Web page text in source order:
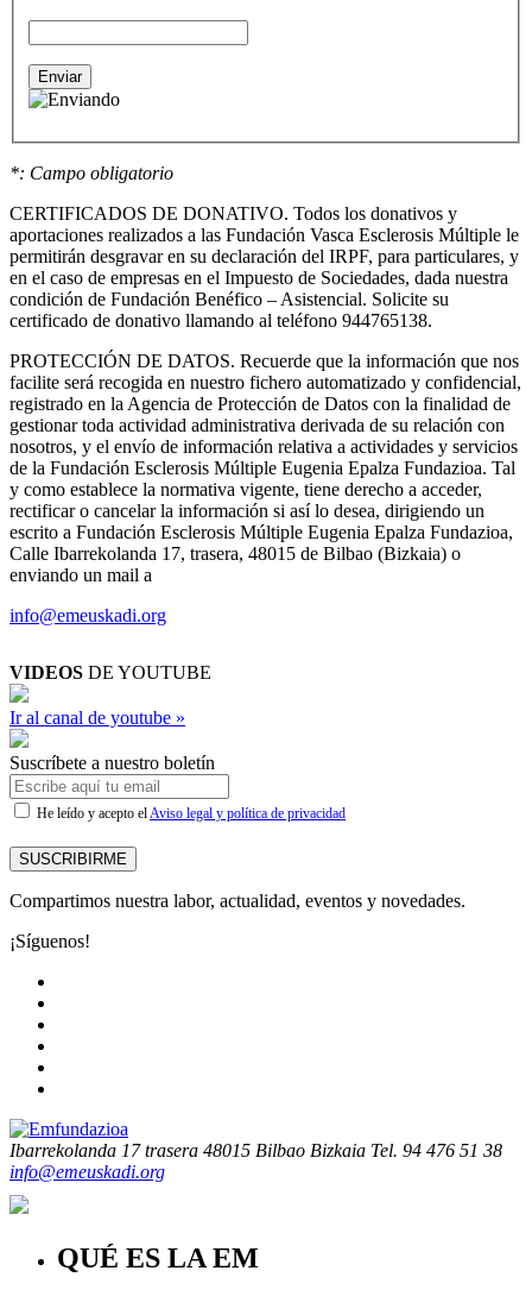
*: Campo obligatorio
CERTIFICADOS DE DONATIVO. Todos los donativos y
aportaciones realizados a las Fundación Vasca Esclerosis Múltiple le
permitirán desgravar en su declaración del IRPF, para particulares, y
en el caso de empresas en el Impuesto de Sociedades, dada nuestra
condición de Fundación Benéfico – Asistencial. Solicite su
certificado de donativo llamando al teléfono 944765138.
PROTECCIÓN DE DATOS. Recuerde que la información que nos
facilite será recogida en nuestro fichero automatizado y confidencial,
registrado en la Agencia de Protección de Datos con la finalidad de
gestionar toda actividad administrativa derivada de su relación con
nosotros, y el envío de información relativa a actividades y servicios
de la Fundación Esclerosis Múltiple Eugenia Epalza Fundazioa. Tal
y como establece la normativa vigente, tiene derecho a acceder,
rectificar o cancelar la información si así lo desea, dirigiendo un
escrito a Fundación Esclerosis Múltiple Eugenia Epalza Fundazioa,
Calle Ibarrekolanda 17, trasera, 48015 de Bilbao (Bizkaia) o
enviando un mail a
info@emeuskadi.org
VIDEOS DE YOUTUBE
Ir al canal de youtube »
Suscríbete a nuestro boletín
He leído y acepto elAviso legal y política de privacidad
SUSCRIBIRME
Compartimos nuestra labor, actualidad, eventos y novedades.
¡Síguenos!
Ibarrekolanda 17 trasera 48015 Bilbao Bizkaia Tel. 94 476 51 38
info@emeuskadi.org
QUÉ ES LA EM